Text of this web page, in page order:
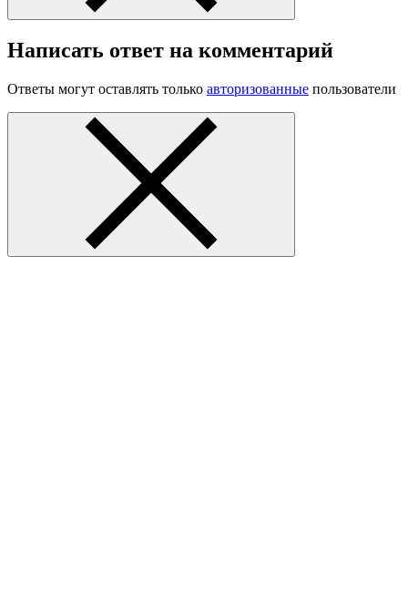
Написать ответ на комментарий
Ответы могут оставлять только авторизованные пользователи